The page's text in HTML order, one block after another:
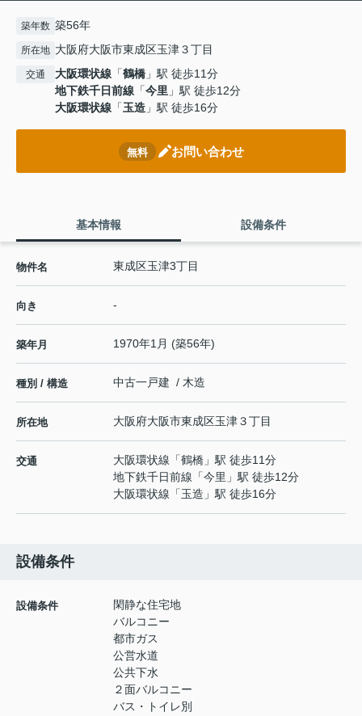
築年数 築56年
所在地 大阪府大阪市東成区玉津３丁目
交通 大阪環状線 「鶴橋 」駅 徒歩11分
地下鉄千日前線 「今里 」駅 徒歩12分
大阪環状線 「玉造 」駅 徒歩16分
無料 お問い合わせ
基本情報 設備条件
物件名 東成区玉津3丁目
向き -
築年月 1970年1月 (築56年)
種別 / 構造 中古一戸建 / 木造
所在地 大阪府大阪市東成区玉津３丁目
交通 大阪環状線 「鶴橋 」駅 徒歩11分
地下鉄千日前線 「今里 」駅 徒歩12分
大阪環状線 「玉造 」駅 徒歩16分
設備条件
設備条件
閑静な住宅地
バルコニー
都市ガス
公営水道
公共下水
２面バルコニー
バス・トイレ別